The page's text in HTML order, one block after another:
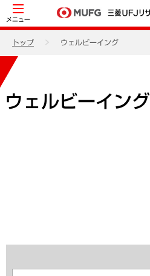
メニュー
トップ ウェルビーイング
ウェルビーイング